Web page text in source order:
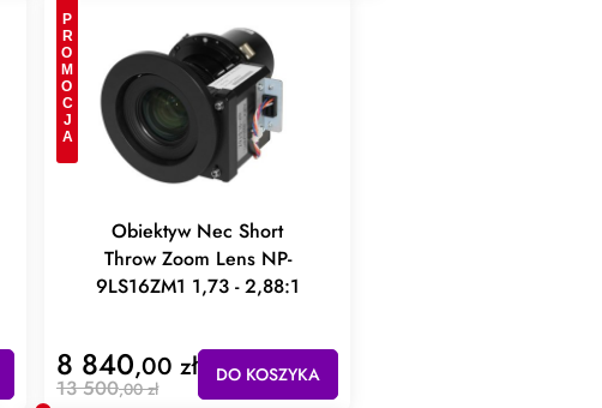
PROMOCJA
Obiektyw Nec Short
Throw Zoom Lens NP-
9LS16ZM1 1,73 - 2,88:1
8 840,00 zł
13 500,00 zł
DO KOSZYKA